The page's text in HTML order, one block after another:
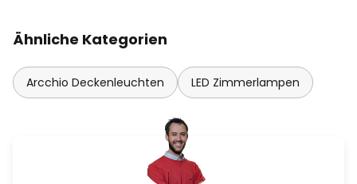
Ähnliche Kategorien
Arcchio Deckenleuchten LED Zimmerlampen